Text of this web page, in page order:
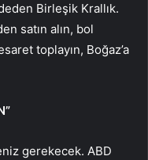
Birleşik Krallık.
satın alın, bol
toplayın, Boğaz’a
gerekecek. ABD